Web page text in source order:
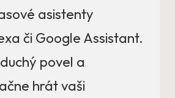
asistenty
či Google Assistant.
povel a
hrát vaši